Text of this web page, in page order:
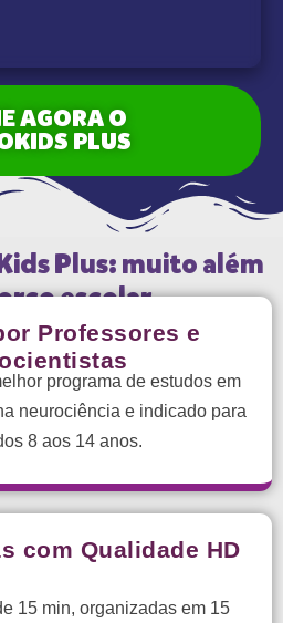
AGORA O
PLUS
Plus: muito além
escolar
Professores e
programa de estudos em
neurociência e indicado para
8 aos 14 anos.
com Qualidade HD
15 min, organizadas em 15